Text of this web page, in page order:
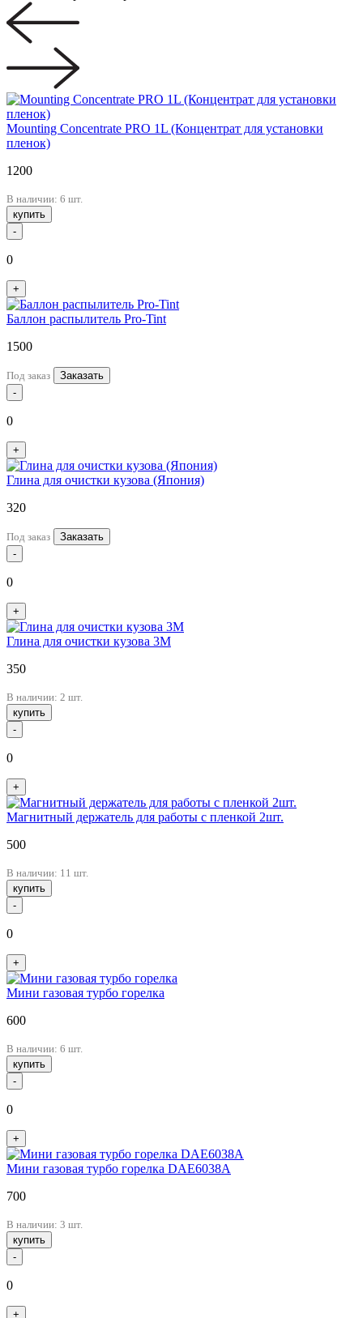
Mounting Concentrate PRO 1L (Концентрат для установки
пленок)
1200
В наличии: 6 шт.
купить
-
0
+
Баллон распылитель Pro-Tint
1500
Под заказ
Заказать
-
0
+
Глина для очистки кузова (Япония)
320
Под заказ
Заказать
-
0
+
Глина для очистки кузова 3М
350
В наличии: 2 шт.
купить
-
0
+
Магнитный держатель для работы с пленкой 2шт.
500
В наличии: 11 шт.
купить
-
0
+
Мини газовая турбо горелка
600
В наличии: 6 шт.
купить
-
0
+
Мини газовая турбо горелка DAE6038A
700
В наличии: 3 шт.
купить
-
0
+